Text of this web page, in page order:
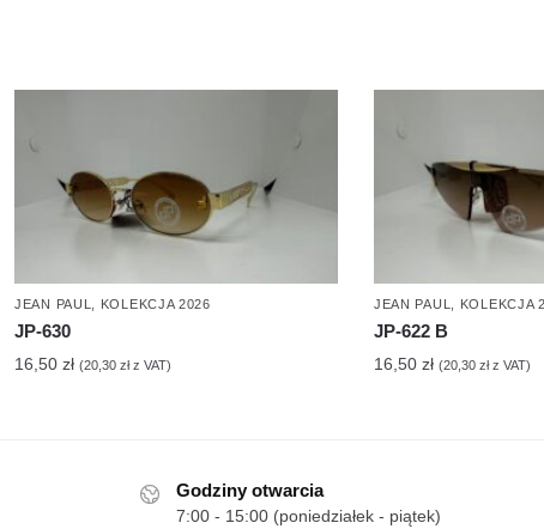
JEAN PAUL, KOLEKCJA 2026
JP-630
16,50 zł (20,30 złz VAT)
JEAN PAUL, KOLEKCJA
JP-622 B
16,50 zł (20,30 złz VAT)
Godziny otwarcia
7:00 - 15:00 (poniedziałek - piątek)